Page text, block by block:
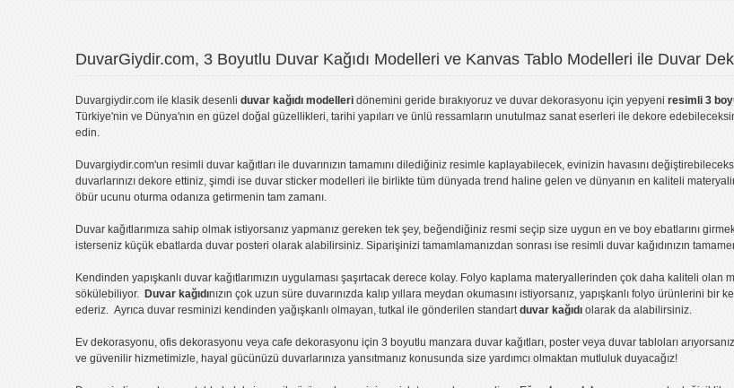
DuvarGiydir.com, 3 Boyutlu Duvar Kağıdı Modelleri ve Kanvas Tablo Modelleri ile Duvar
Duvargiydir.com ile klasik desenli duvar kağıdı modelleri dönemini geride bırakıyoruz ve duvar dekorasyonu için yepyeni resimli 3
Türkiye'nin ve Dünya'nın en güzel doğal güzellikleri, tarihi yapıları ve ünlü ressamların unutulmaz sanat eserleri ile dekore
edin.
Duvargiydir.com'un resimli duvar kağıtları ile duvarınızın tamamını dilediğiniz resimle kaplayabilecek, evinizin havasını
duvarlarınızı dekore ettiniz, şimdi ise duvar sticker modelleri ile birlikte tüm dünyada trend haline gelen ve dünyanın en kaliteli
öbür ucunu oturma odanıza getirmenin tam zamanı.
Duvar kağıtlarımıza sahip olmak istiyorsanız yapmanız gereken tek şey, beğendiğiniz resmi seçip size uygun en ve boy ebatlarını
isterseniz küçük ebatlarda duvar posteri olarak alabilirsiniz. Siparişinizi tamamlamanızdan sonrası ise resimli duvar kağıdınızın
Kendinden yapışkanlı duvar kağıtlarımızın uygulaması şaşırtacak derece kolay. Folyo kaplama materyallerinden çok daha kaliteli olan
sökülebiliyor. Duvar kağıdınızın çok uzun süre duvarınızda kalıp yıllara meydan okumasını istiyorsanız, yapışkanlı folyo ürünlerini bir
ederiz. Ayrıca duvar resminizi kendinden yağışkanlı olmayan, tutkal ile gönderilen standartduvar kağıdı olarak da alabilirsiniz.
Ev dekorasyonu, ofis dekorasyonu veya cafe dekorasyonu için 3 boyutlu manzara duvar kağıtları, poster veya duvar tabloları
ve güvenilir hizmetimizle, hayal gücünüzü duvarlarınıza yansıtmanız konusunda size yardımcı olmaktan mutluluk duyacağız!